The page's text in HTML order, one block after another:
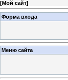
[Мой сайт]
Форма входа
Меню сайта